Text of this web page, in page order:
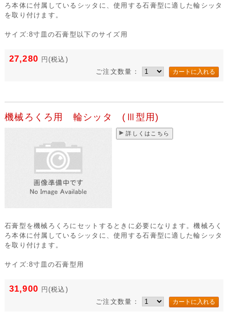
ろ本体に付属しているシッタに、使用する石膏型に適した輪シッタ
を取り付けます。
サイズ:8寸皿の石膏型以下のサイズ用
27,280 円(税込)
ご注文数量：
機械ろくろ用 輪シッタ (Ⅲ型用)
詳しくはこちら
石膏型を機械ろくろにセットするときに必要になります。機械ろく
ろ本体に付属しているシッタに、使用する石膏型に適した輪シッタ
を取り付けます。
サイズ:8寸皿の石膏型用
31,900 円 (税込)
ご注文数量：